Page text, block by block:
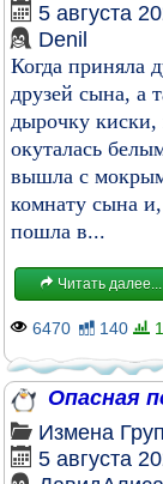
5 августа
Denil
Когда приняла
друзей сына, а
дырочку киски,
окуталась
вышла с
комнату сына
пошла в...
Читать далее...
6470 140
Опасная
Измена
5 августа